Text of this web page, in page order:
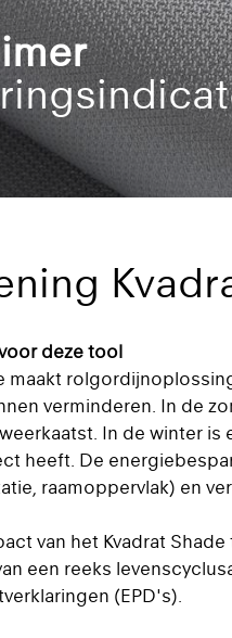
deze tool
maakt
verminderen. In de
In de winter
heeft. De
raamoppervlak) en
van het Kvadrat
een reeks
(EPD's).